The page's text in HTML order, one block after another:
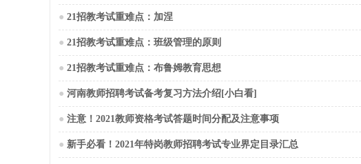
● 21招教考试重难点：加涅
● 21招教考试重难点：班级管理的原则
● 21招教考试重难点：布鲁姆教育思想
● 河南教师招聘考试备考复习方法介绍[小白看]
● 注意！2021教师资格考试答题时间分配及注意事项
● 新手必看！2021年特岗教师招聘考试专业界定目录汇总